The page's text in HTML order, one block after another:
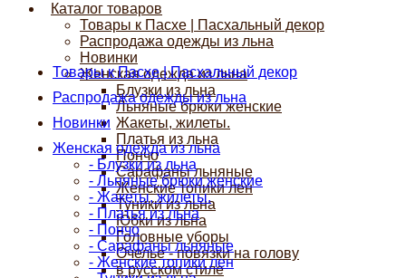
Каталог товаров
Товары к Пасхе | Пасхальный декор
Распродажа одежды из льна
Новинки
Женская одежда из льна
Блузки из льна
Льняные брюки женские
Жакеты, жилеты.
Платья из льна
Пончо
Сарафаны льняные
Женские топики лен
Туники из льна
Юбки из льна
Головные уборы
Очелье - повязки на голову
в русском стиле
Товары к Пасхе | Пасхальный декор
Распродажа одежды из льна
Новинки
Женская одежда из льна
- Блузки из льна
- Льняные брюки женские
- Жакеты, жилеты.
- Платья из льна
- Пончо
- Сарафаны льняные
- Женские топики лен